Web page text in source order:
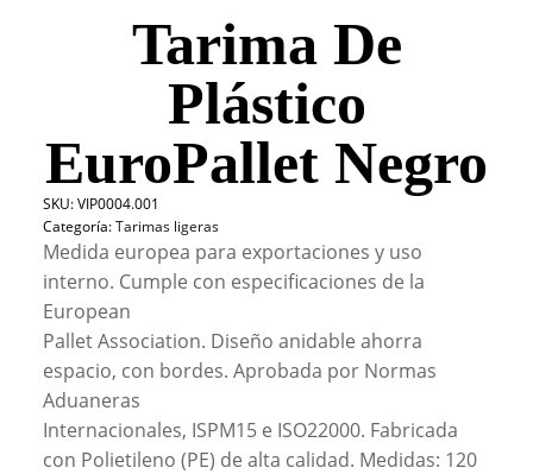
Tarima De
Plástico
EuroPallet Negro
SKU:VIP0004.001
Categoría:Tarimas ligeras
Medida europea para exportaciones y uso
interno. Cumple con especificaciones de la
European
Pallet Association. Diseño anidable ahorra
espacio, con bordes. Aprobada por Normas
Aduaneras
Internacionales, ISPM15 e ISO22000. Fabricada
con Polietileno (PE) de alta calidad. Medidas: 120